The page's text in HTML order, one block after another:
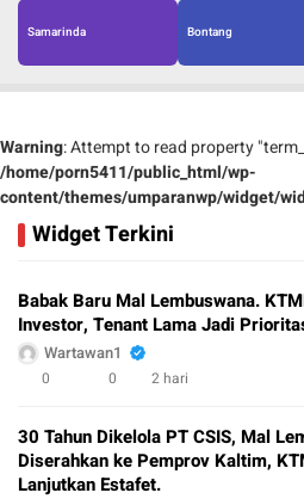
Samarinda Bontang
Warning: Attempt to read property
/home/porn5411/public_html/wp-
content/themes/umparanwp/widget/
Widget Terkini
Babak Baru Mal Lembuswana.
Investor, Tenant Lama Jadi
Wartawan1
0 0 2 hari
30 Tahun Dikelola PT CSIS, Mal
Diserahkan ke Pemprov Kaltim,
Lanjutkan Estafet.